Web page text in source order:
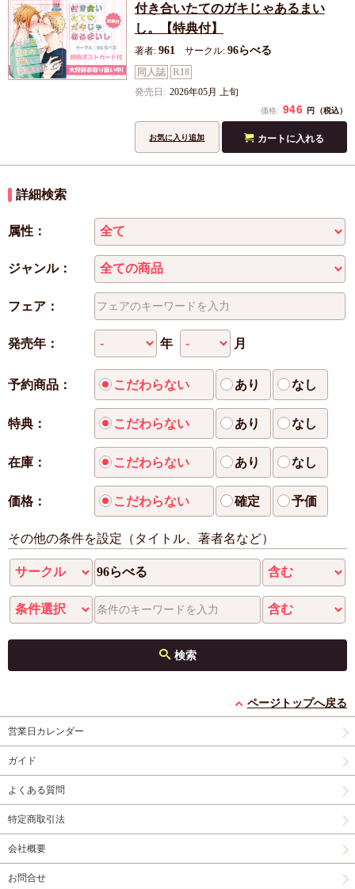
付き合いたてのガキじゃあるまい
し。【特典付】
著者: 961 サークル: 96らべる
同人誌
R18
発売日: 2026年05月 上旬
価格: 946 円 （税込）
カートに入れる
お気に入り追加
詳細検索
属性：
ジャンル：
フェア：
発売年： 年 月
予約商品： こだわらない あり なし
特典： こだわらない あり なし
在庫： こだわらない あり なし
価格： こだわらない 確定 予価
その他の条件を設定（タイトル、著者名など）
検索
ページトップへ戻る
営業日カレンダー
ガイド
よくある質問
特定商取引法
会社概要
お問合せ